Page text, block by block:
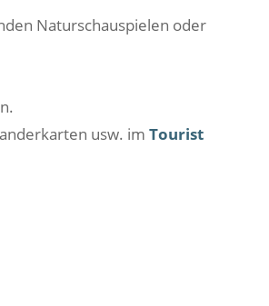
Naturschauspielen oder
usw. im Tourist